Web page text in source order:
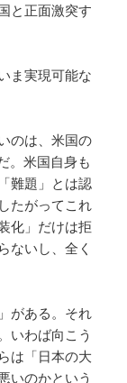
と正面激突す
ま実現可能な
のは、米国の
。米国自身も
難題」とは認
たがってこれ
化」だけは拒
ないし、全く
がある。それ
いわば向こう
は「日本の大
いのかという